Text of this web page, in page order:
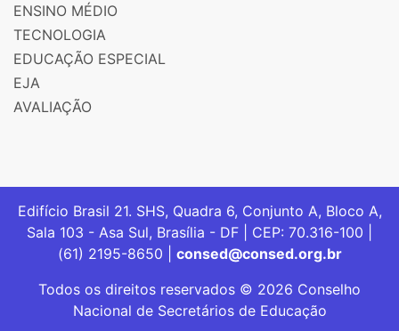
ENSINO MÉDIO
TECNOLOGIA
EDUCAÇÃO ESPECIAL
EJA
AVALIAÇÃO
Edifício Brasil 21. SHS, Quadra 6, Conjunto A, Bloco A,
Sala 103 - Asa Sul, Brasília - DF | CEP: 70.316-100 |
(61) 2195-8650 | consed@consed.org.br
Todos os direitos reservados © 2026 Conselho
Nacional de Secretários de Educação